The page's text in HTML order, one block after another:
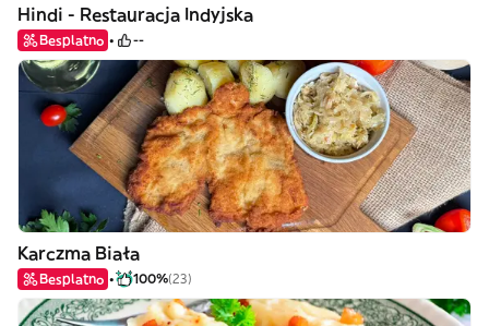
Hindi - Restauracja Indyjska
Besplatno --
Karczma Biała
Besplatno 100%(23)